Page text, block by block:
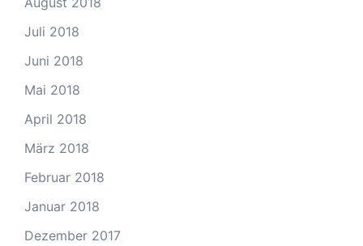
Juli 2018
Juni 2018
Mai 2018
April 2018
März 2018
Februar 2018
Januar 2018
Dezember 2017